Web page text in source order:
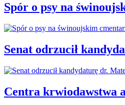
Spór o psy na
Senat odrzucił
Centra krwiodawstwa